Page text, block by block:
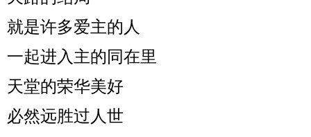
就是许多爱主的人
一起进入主的同在里
天堂的荣华美好
必然远胜过人世